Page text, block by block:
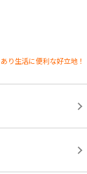
り生活に便利な好立地！